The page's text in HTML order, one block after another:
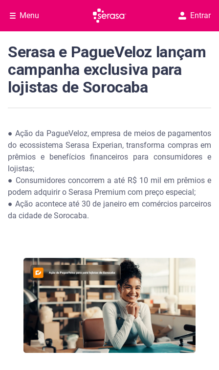
Menu Entrar
Serasa e PagueVeloz lançam
campanha exclusiva para
lojistas de Sorocaba
●Ação da PagueVeloz, empresa de meios de pagamentos
do ecossistema Serasa Experian, transforma compras em
prêmios e benefícios financeiros para consumidores e
lojistas;
● Consumidores concorrem a até R$ 10 mil em prêmios e
podem adquirir o Serasa Premium com preço especial;
● Ação acontece até 30 de janeiro em comércios parceiros
da cidade de Sorocaba.